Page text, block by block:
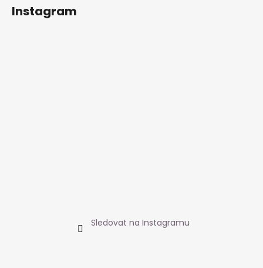
Instagram
Sledovat na Instagramu